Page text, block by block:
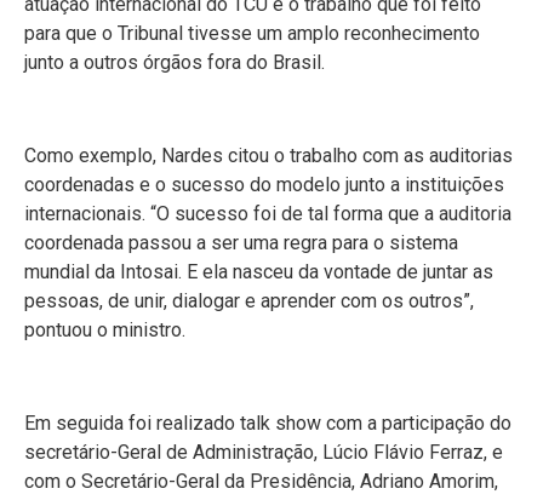
para que o Tribunal tivesse um amplo reconhecimento
junto a outros órgãos fora do Brasil.
Como exemplo, Nardes citou o trabalho com as auditorias
coordenadas e o sucesso do modelo junto a instituições
internacionais. “O sucesso foi de tal forma que a auditoria
coordenada passou a ser uma regra para o sistema
mundial da Intosai. E ela nasceu da vontade de juntar as
pessoas, de unir, dialogar e aprender com os outros”,
pontuou o ministro.
Em seguida foi realizado talk show com a participação do
secretário-Geral de Administração, Lúcio Flávio Ferraz, e
com o Secretário-Geral da Presidência, Adriano Amorim,